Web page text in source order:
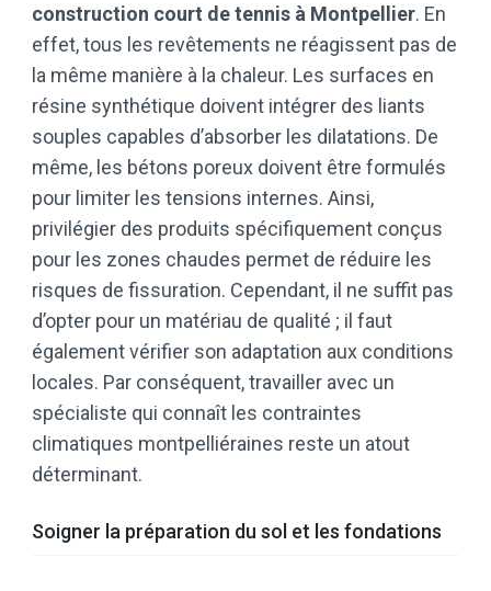
construction court de tennis à Montpellier. En
effet, tous les revêtements ne réagissent pas de
la même manière à la chaleur. Les surfaces en
résine synthétique doivent intégrer des liants
souples capables d’absorber les dilatations. De
même, les bétons poreux doivent être formulés
pour limiter les tensions internes. Ainsi,
privilégier des produits spécifiquement conçus
pour les zones chaudes permet de réduire les
risques de fissuration. Cependant, il ne suffit pas
d’opter pour un matériau de qualité ; il faut
également vérifier son adaptation aux conditions
locales. Par conséquent, travailler avec un
spécialiste qui connaît les contraintes
climatiques montpelliéraines reste un atout
déterminant.
Soigner la préparation du sol et les fondations